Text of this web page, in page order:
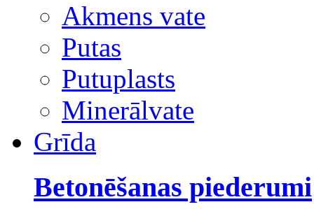
Akmens vate
Putas
Putuplasts
Minerālvate
Grīda
Betonēšanas piederumi